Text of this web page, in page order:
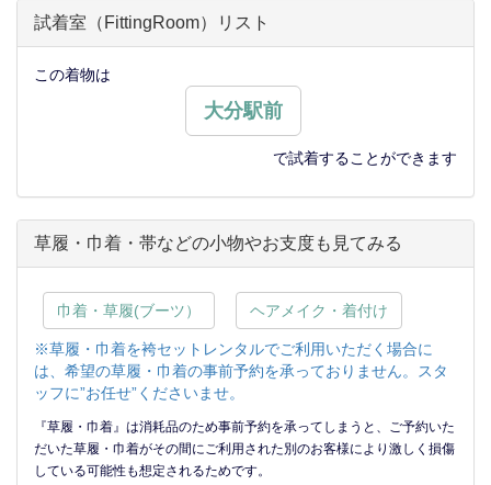
試着室（FittingRoom）リスト
この着物は
大分駅前
で試着することができます
草履・巾着・帯などの小物やお支度も見てみる
巾着・草履(ブーツ） ヘアメイク・着付け
※草履・巾着を袴セットレンタルでご利用いただく場合に
は、希望の草履・巾着の事前予約を承っておりません。スタ
ッフに”お任せ”くださいませ。
『草履・巾着』は消耗品のため事前予約を承ってしまうと、ご予約いた
だいた草履・巾着がその間にご利用された別のお客様により激しく損傷
している可能性も想定されるためです。